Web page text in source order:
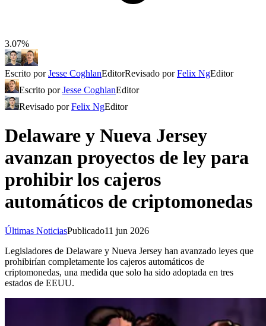
3.07%
Escrito porJesse CoghlanEditorRevisado porFelix NgEditor
Escrito porJesse CoghlanEditor
Revisado porFelix NgEditor
Delaware y Nueva Jersey
avanzan proyectos de ley para
prohibir los cajeros
automáticos de criptomonedas
Últimas NoticiasPublicado11 jun 2026
Legisladores de Delaware y Nueva Jersey han avanzado leyes que
prohibirían completamente los cajeros automáticos de
criptomonedas, una medida que solo ha sido adoptada en tres
estados de EEUU.